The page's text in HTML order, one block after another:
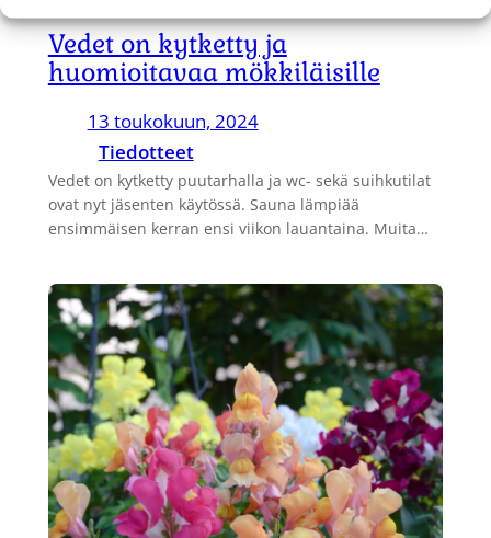
Vedet on kytketty ja
huomioitavaa mökkiläisille
13 toukokuun, 2024
Tiedotteet
Vedet on kytketty puutarhalla ja wc- sekä suihkutilat
ovat nyt jäsenten käytössä. Sauna lämpiää
ensimmäisen kerran ensi viikon lauantaina. Muita…